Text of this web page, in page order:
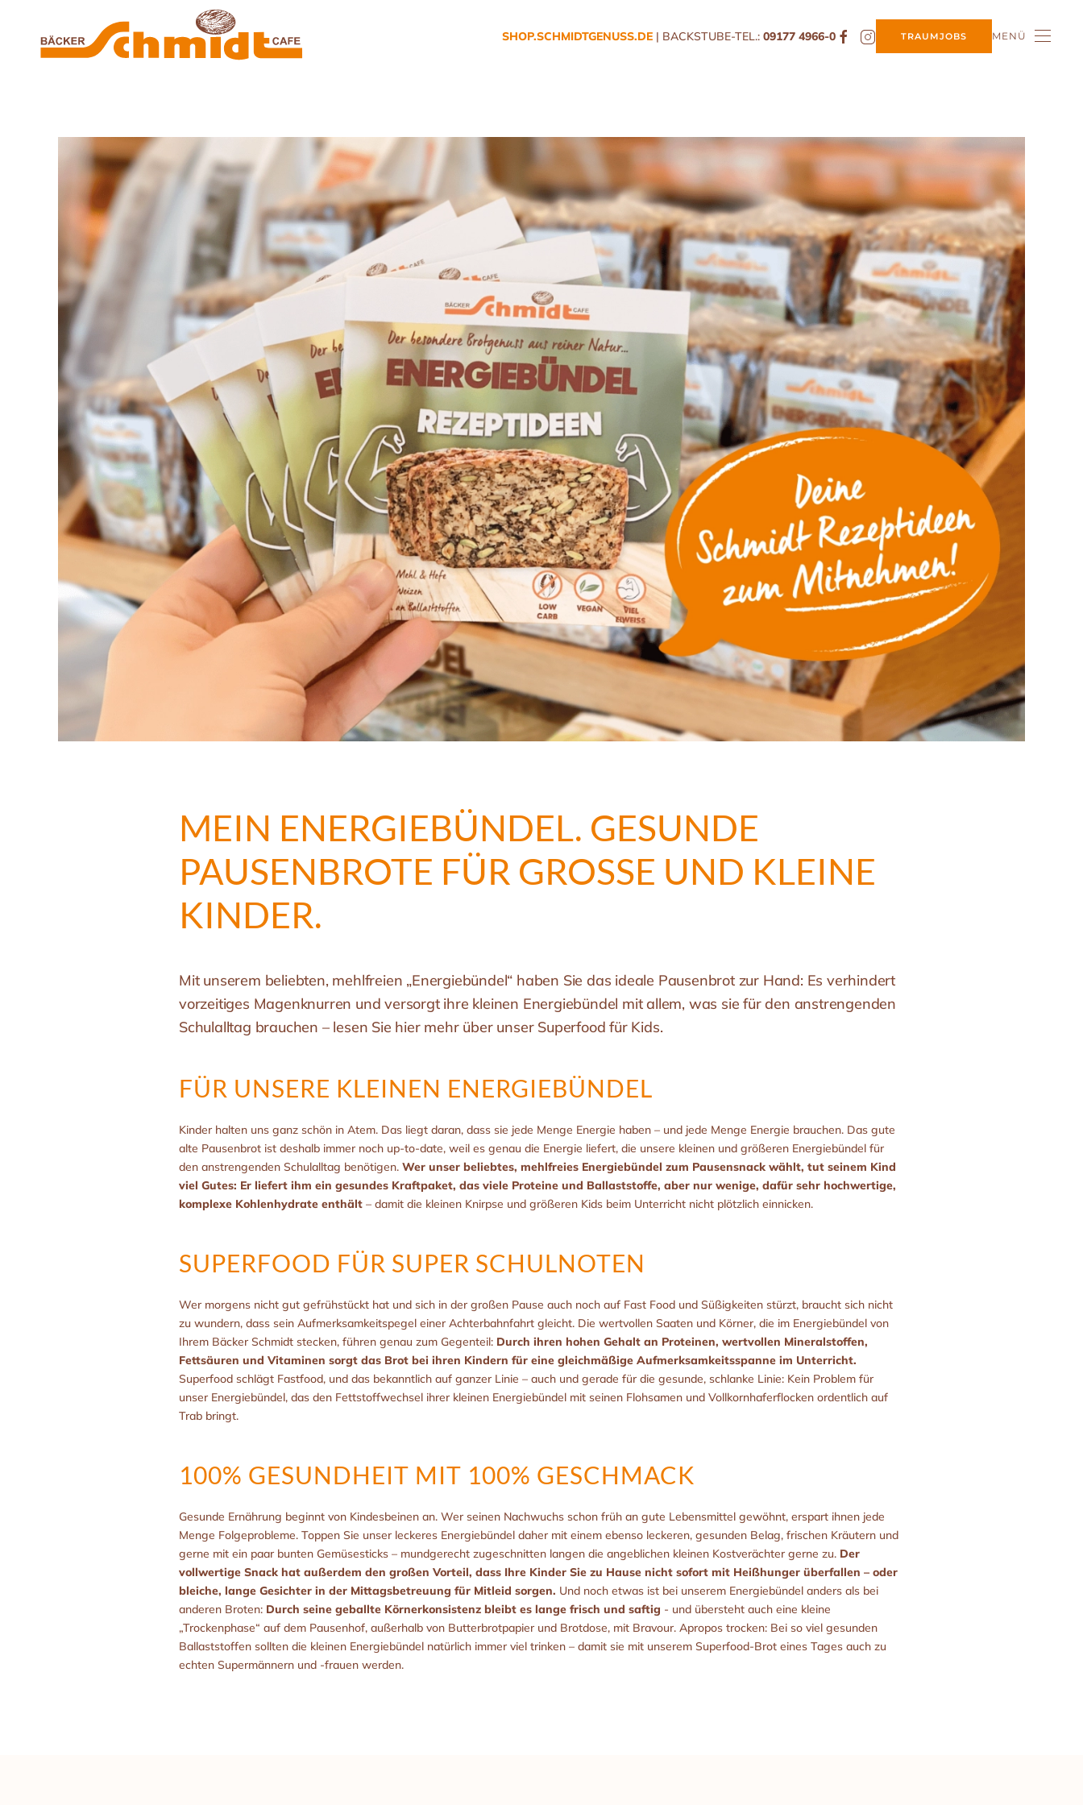
Zum Hauptinhalt springen
SHOP.SCHMIDTGENUSS.DE | BACKSTUBE-TEL.: 09177 4966-0 TRAUMJOBS MENÜ
MEIN ENERGIEBÜNDEL. GESUNDE
PAUSENBROTE FÜR GROSSE UND KLEINE K
INDER.
Mit unserem beliebten, mehlfreien „Energiebündel“ haben Sie das ideale Pausenbrot zur Hand: Es verhindert
vorzeitiges Magenknurren und versorgt ihre kleinen Energiebündel mit allem, was sie für den anstrengenden
Schulalltag brauchen – lesen Sie hier mehr über unser Superfood für Kids.
FÜR UNSERE KLEINEN ENERGIEBÜNDEL
Kinder halten uns ganz schön in Atem. Das liegt daran, dass sie jede Menge Energie haben – und jede Menge Energie brauchen. Das gute
alte Pausenbrot ist deshalb immer noch up-to-date, weil es genau die Energie liefert, die unsere kleinen und größeren Energiebündel für
den anstrengenden Schulalltag benötigen. Wer unser beliebtes, mehlfreies Energiebündel zum Pausensnack wählt, tut seinem Kind
viel Gutes: Er liefert ihm ein gesundes Kraftpaket, das viele Proteine und Ballaststoffe, aber nur wenige, dafür sehr hochwertige,
komplexe Kohlenhydrate enthält – damit die kleinen Knirpse und größeren Kids beim Unterricht nicht plötzlich einnicken.
SUPERFOOD FÜR SUPER SCHULNOTEN
Wer morgens nicht gut gefrühstückt hat und sich in der großen Pause auch noch auf Fast Food und Süßigkeiten stürzt, braucht sich nicht
zu wundern, dass sein Aufmerksamkeitspegel einer Achterbahnfahrt gleicht. Die wertvollen Saaten und Körner, die im Energiebündel von
Ihrem Bäcker Schmidt stecken, führen genau zum Gegenteil: Durch ihren hohen Gehalt an Proteinen, wertvollen Mineralstoffen,
Fettsäuren und Vitaminen sorgt das Brot bei ihren Kindern für eine gleichmäßige Aufmerksamkeitsspanne im Unterricht.
Superfood schlägt Fastfood, und das bekanntlich auf ganzer Linie – auch und gerade für die gesunde, schlanke Linie: Kein Problem für
unser Energiebündel, das den Fettstoffwechsel ihrer kleinen Energiebündel mit seinen Flohsamen und Vollkornhaferflocken ordentlich auf
Trab bringt.
100% GESUNDHEIT MIT 100% GESCHMACK
Gesunde Ernährung beginnt von Kindesbeinen an. Wer seinen Nachwuchs schon früh an gute Lebensmittel gewöhnt, erspart ihnen jede
Menge Folgeprobleme. Toppen Sie unser leckeres Energiebündel daher mit einem ebenso leckeren, gesunden Belag, frischen Kräutern und
gerne mit ein paar bunten Gemüsesticks – mundgerecht zugeschnitten langen die angeblichen kleinen Kostverächter gerne zu. Der
vollwertige Snack hat außerdem den großen Vorteil, dass Ihre Kinder Sie zu Hause nicht sofort mit Heißhunger überfallen – oder
bleiche, lange Gesichter in der Mittagsbetreuung für Mitleid sorgen. Und noch etwas ist bei unserem Energiebündel anders als bei
anderen Broten: Durch seine geballte Körnerkonsistenz bleibt es lange frisch und saftig - und übersteht auch eine kleine
„Trockenphase“ auf dem Pausenhof, außerhalb von Butterbrotpapier und Brotdose, mit Bravour. Apropos trocken: Bei so viel gesunden
Ballaststoffen sollten die kleinen Energiebündel natürlich immer viel trinken – damit sie mit unserem Superfood-Brot eines Tages auch zu
echten Supermännern und -frauen werden.